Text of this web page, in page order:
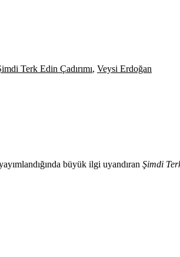
Terk Edin Çadırımı, Veysi Erdoğan
büyük ilgi uyandıran Şimdi